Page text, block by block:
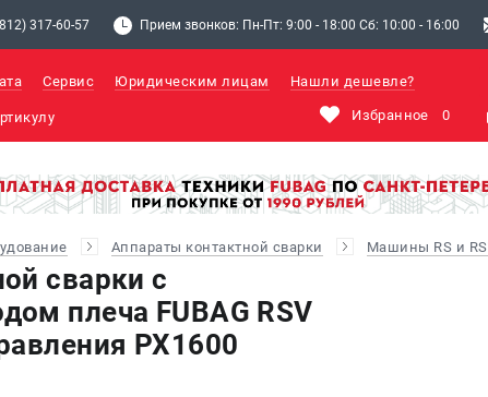
317-60-57 Прием звонков: Пн-Пт: 9:00 - 18:00 Сб: 10:00 - 16:00
Сервис Юридическим лицам Нашли дешевле?
Избранное 0
Аппараты контактной сварки Машины RS и
сварки c
плеча FUBAG RSV
PX1600